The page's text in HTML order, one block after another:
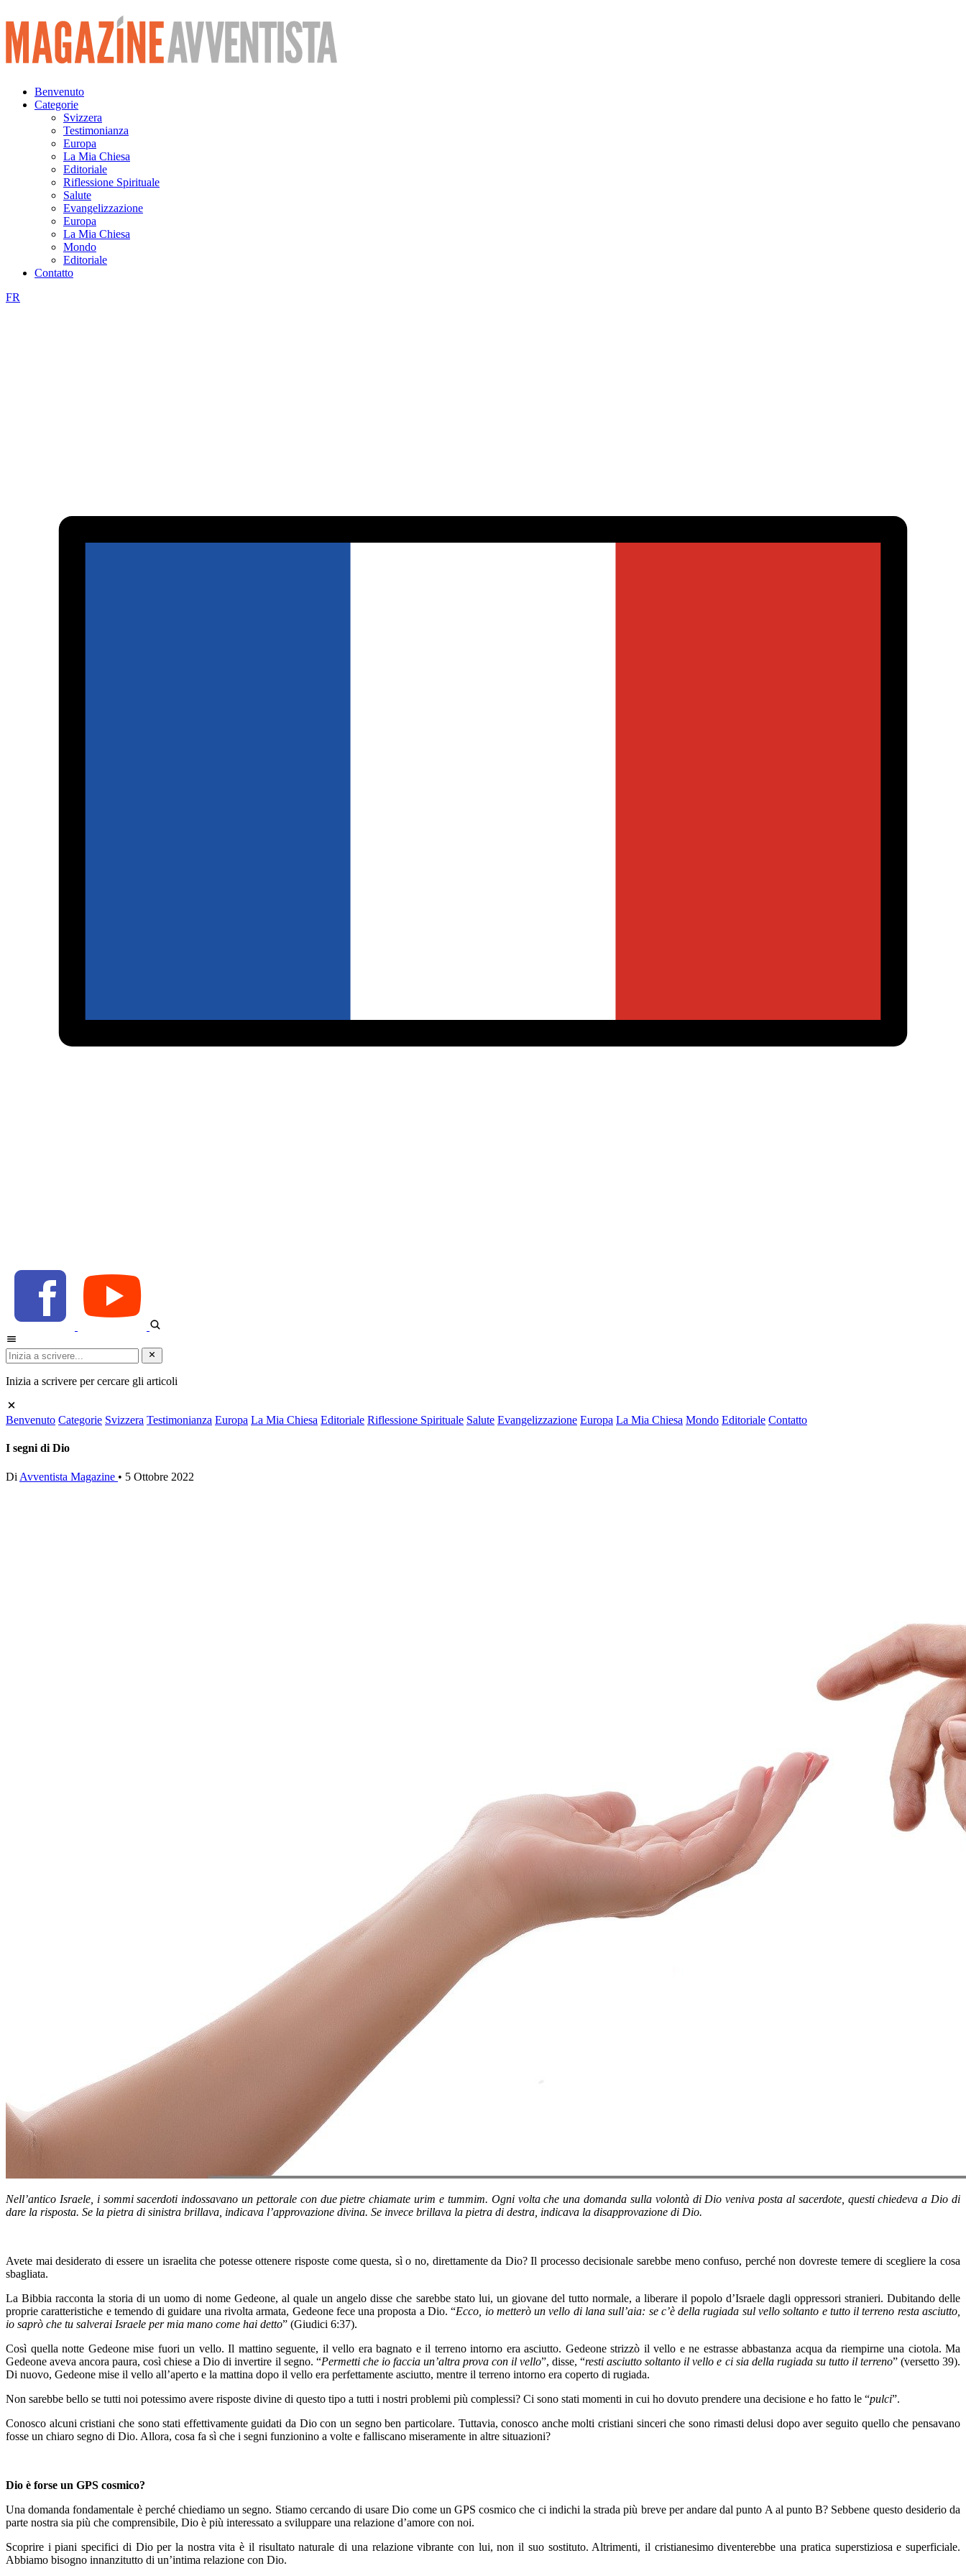
Vai
al
contenuto
Benvenuto
Categorie
Svizzera
Testimonianza
Europa
La Mia Chiesa
Editoriale
Riflessione Spirituale
Salute
Evangelizzazione
Europa
La Mia Chiesa
Mondo
Editoriale
Contatto
FR
Inizia a scrivere per cercare gli articoli
Benvenuto Categorie Svizzera Testimonianza Europa La Mia Chiesa Editoriale Riflessione Spirituale Salute Evangelizzazione Europa La Mia Chiesa Mondo Editoriale Contatto
I segni di Dio
Di Avventista Magazine • 5 Ottobre 2022
Nell’antico Israele, i sommi sacerdoti indossavano un pettorale con due pietre chiamate urim e tummim. Ogni volta che una domanda sulla volontà di Dio veniva posta al sacerdote, questi chiedeva a Dio di
dare la risposta. Se la pietra di sinistra brillava, indicava l’approvazione divina. Se invece brillava la pietra di destra, indicava la disapprovazione di Dio.
Avete mai desiderato di essere un israelita che potesse ottenere risposte come questa, sì o no, direttamente da Dio? Il processo decisionale sarebbe meno confuso, perché non dovreste temere di scegliere la cosa
sbagliata.
La Bibbia racconta la storia di un uomo di nome Gedeone, al quale un angelo disse che sarebbe stato lui, un giovane del tutto normale, a liberare il popolo d’Israele dagli oppressori stranieri. Dubitando delle
proprie caratteristiche e temendo di guidare una rivolta armata, Gedeone fece una proposta a Dio. “Ecco, io metterò un vello di lana sull’aia: se c’è della rugiada sul vello soltanto e tutto il terreno resta asciutto,
io saprò che tu salverai Israele per mia mano come hai detto” (Giudici 6:37).
Così quella notte Gedeone mise fuori un vello. Il mattino seguente, il vello era bagnato e il terreno intorno era asciutto. Gedeone strizzò il vello e ne estrasse abbastanza acqua da riempirne una ciotola. Ma
Gedeone aveva ancora paura, così chiese a Dio di invertire il segno. “Permetti che io faccia un’altra prova con il vello”, disse, “resti asciutto soltanto il vello e ci sia della rugiada su tutto il terreno” (versetto 39).
Di nuovo, Gedeone mise il vello all’aperto e la mattina dopo il vello era perfettamente asciutto, mentre il terreno intorno era coperto di rugiada.
Non sarebbe bello se tutti noi potessimo avere risposte divine di questo tipo a tutti i nostri problemi più complessi? Ci sono stati momenti in cui ho dovuto prendere una decisione e ho fatto le “pulci”.
Conosco alcuni cristiani che sono stati effettivamente guidati da Dio con un segno ben particolare. Tuttavia, conosco anche molti cristiani sinceri che sono rimasti delusi dopo aver seguito quello che pensavano
fosse un chiaro segno di Dio. Allora, cosa fa sì che i segni funzionino a volte e falliscano miseramente in altre situazioni?
Dio è forse un GPS cosmico?
Una domanda fondamentale è perché chiediamo un segno. Stiamo cercando di usare Dio come un GPS cosmico che ci indichi la strada più breve per andare dal punto A al punto B? Sebbene questo desiderio da
parte nostra sia più che comprensibile, Dio è più interessato a sviluppare una relazione d’amore con noi.
Scoprire i piani specifici di Dio per la nostra vita è il risultato naturale di una relazione vibrante con lui, non il suo sostituto. Altrimenti, il cristianesimo diventerebbe una pratica superstiziosa e superficiale.
Abbiamo bisogno innanzitutto di un’intima relazione con Dio.